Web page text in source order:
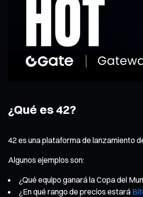
¿Qué es 42?
42 es una plataforma de lanzamiento
Algunos ejemplos son:
¿Qué equipo ganará la Copa del
¿En qué rango de precios estará